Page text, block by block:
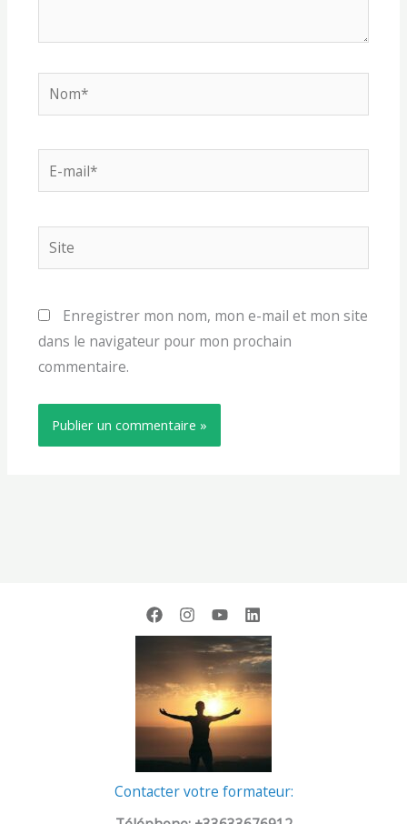
Nom*
E-
mail*
Site
Enregistrer mon nom, mon e-mail et mon site
dans le navigateur pour mon prochain
commentaire.
Contacter votre formateur: